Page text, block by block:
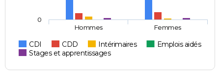
CDI CDD Intérimaires
Emplois aidés
Stages et apprentissages
Hommes Femmes
0